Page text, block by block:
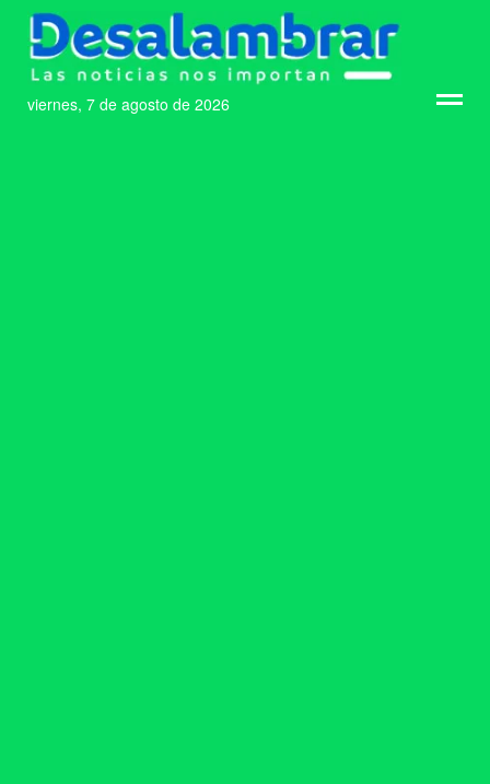
viernes, 7 de agosto de 2026